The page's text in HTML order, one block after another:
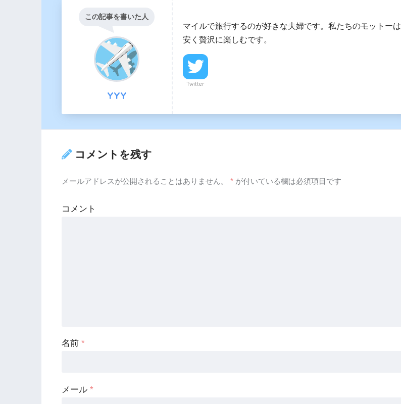
この記事を書いた人
YYY
マイルで旅行するのが好きな夫婦です。私たちのモットーは
安く贅沢に楽しむです。
Twitter
コメントを残す
メールアドレスが公開されることはありません。 * が付いている欄は必須項目です
コメント
名前 *
メール *